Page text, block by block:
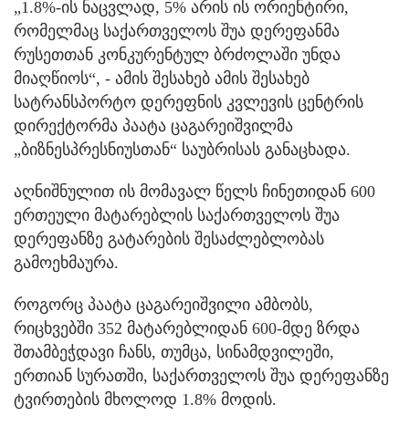
„1.8%-ის ნაცვლად, 5% არის ის ორიენტირი,
რომელმაც საქართველოს შუა დერეფანმა
რუსეთთან კონკურენტულ ბრძოლაში უნდა
მიაღწიოს“, - ამის შესახებ ამის შესახებ
სატრანსპორტო დერეფნის კვლევის ცენტრის
დირექტორმა პაატა ცაგარეიშვილმა
„ბიზნესპრესნიუსთან“ საუბრისას განაცხადა.
აღნიშნულით ის მომავალ წელს ჩინეთიდან 600
ერთეული მატარებლის საქართველოს შუა
დერეფანზე გატარების შესაძლებლობას
გამოეხმაურა.
როგორც პაატა ცაგარეიშვილი ამბობს,
რიცხვებში 352 მატარებლიდან 600-მდე ზრდა
შთამბეჭდავი ჩანს, თუმცა, სინამდვილეში,
ერთიან სურათში, საქართველოს შუა დერეფანზე
ტვირთების მხოლოდ 1.8% მოდის.